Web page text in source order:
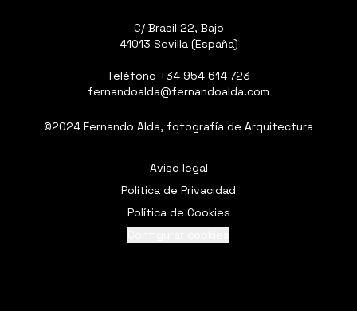
C/ Brasil 22, Bajo
41013 Sevilla (España)
Teléfono +34 954 614 723
fernandoalda@fernandoalda.com
©2024 Fernando Alda, fotografía de Arquitectura
Aviso legal
Política de Privacidad
Política de Cookies